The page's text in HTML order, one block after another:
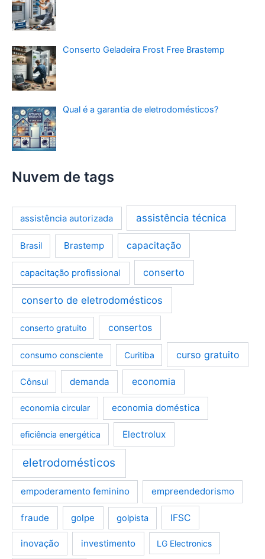
Conserto Geladeira Frost Free Brastemp
Qual é a garantia de eletrodomésticos?
Nuvem de tags
assistência autorizada assistência técnica
Brasil Brastemp capacitação
capacitação profissional conserto
conserto de eletrodomésticos
conserto gratuito consertos
consumo consciente Curitiba curso gratuito
Cônsul demanda economia
economia circular economia doméstica
eficiência energética Electrolux
eletrodomésticos
empoderamento feminino empreendedorismo
fraude golpe golpista IFSC
inovação investimento LG Electronics